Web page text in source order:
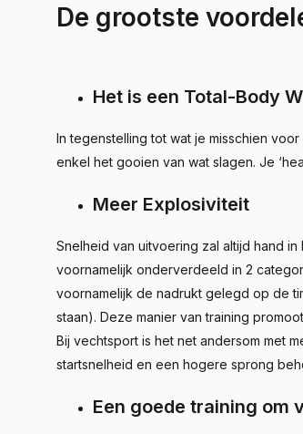
De grootste
Het is een Total-Body
In tegenstelling tot wat je misschien
enkel het gooien van wat slagen. Je
Meer Explosiviteit
Snelheid van uitvoering zal altijd hand
voornamelijk onderverdeeld in 2
voornamelijk de nadrukt gelegd op de
staan). Deze manier van training
Bij vechtsport is het net andersom met
startsnelheid en een hogere sprong
Een goede training om